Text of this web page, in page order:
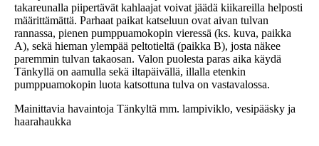
takareunalla piipertävät kahlaajat voivat jäädä kiikareilla helposti
määrittämättä. Parhaat paikat katseluun ovat aivan tulvan
rannassa, pienen pumppuamokopin vieressä (ks. kuva, paikka
A), sekä hieman ylempää peltotieltä (paikka B), josta näkee
paremmin tulvan takaosan. Valon puolesta paras aika käydä
Tänkyllä on aamulla sekä iltapäivällä, illalla etenkin
pumppuamokopin luota katsottuna tulva on vastavalossa.
Mainittavia havaintoja Tänkyltä mm. lampiviklo, vesipääsky ja
haarahaukka